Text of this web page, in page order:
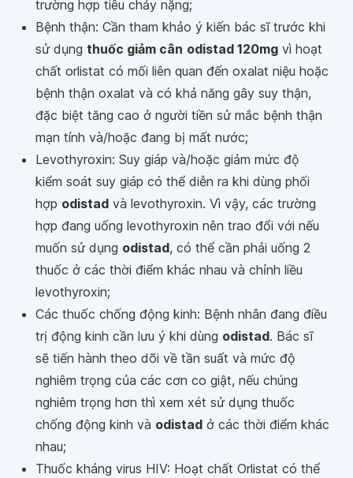
trường hợp tiêu chảy nặng;
Bệnh thận: Cần tham khảo ý kiến bác sĩ trước khi
sử dụng thuốc giảm cân odistad 120mg vì hoạt
chất orlistat có mối liên quan đến oxalat niệu hoặc
bệnh thận oxalat và có khả năng gây suy thận,
đặc biệt tăng cao ở người tiền sử mắc bệnh thận
mạn tính và/hoặc đang bị mất nước;
Levothyroxin: Suy giáp và/hoặc giảm mức độ
kiểm soát suy giáp có thể diễn ra khi dùng phối
hợp odistad và levothyroxin. Vì vậy, các trường
hợp đang uống levothyroxin nên trao đổi với nếu
muốn sử dụng odistad, có thể cần phải uống 2
thuốc ở các thời điểm khác nhau và chỉnh liều
levothyroxin;
Các thuốc chống động kinh: Bệnh nhân đang điều
trị động kinh cần lưu ý khi dùng odistad. Bác sĩ
sẽ tiến hành theo dõi về tần suất và mức độ
nghiêm trọng của các cơn co giật, nếu chúng
nghiêm trọng hơn thì xem xét sử dụng thuốc
chống động kinh và odistad ở các thời điểm khác
nhau;
Thuốc kháng virus HIV: Hoạt chất Orlistat có thể